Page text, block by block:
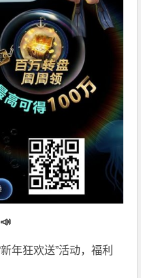
年狂欢送”活动，福利